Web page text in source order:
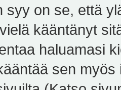
syy on se, että
kääntänyt
haluamasi
sen